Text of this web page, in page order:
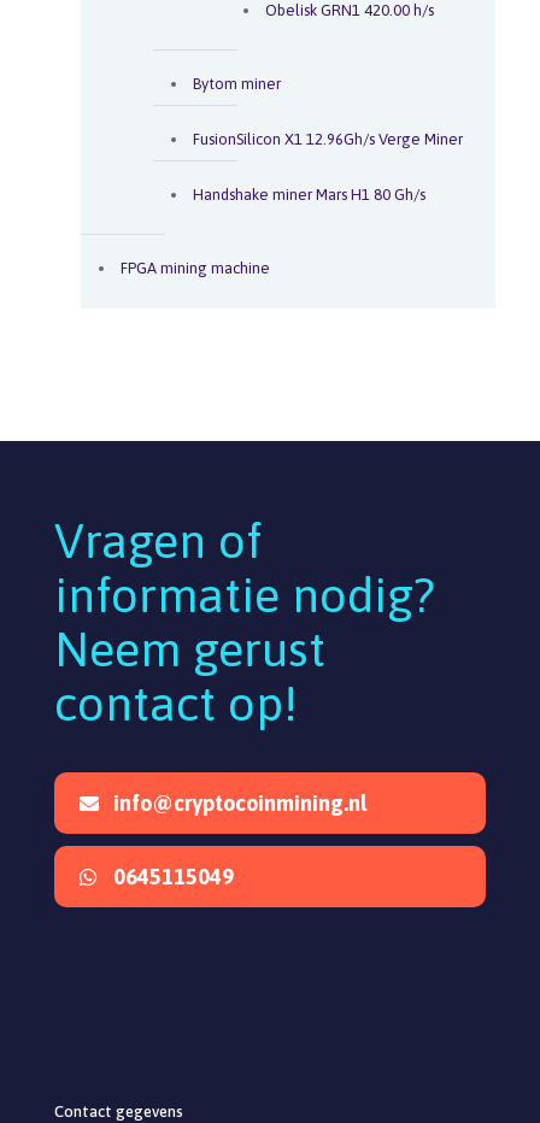
Obelisk GRN1 420.00 h/s
Bytom miner
FusionSilicon X1 12.96Gh/s Verge Miner
Handshake miner Mars H1 80 Gh/s
FPGA mining machine
Vragen of
informatie nodig?
Neem gerust
contact op!
info@cryptocoinmining.nl
0645115049
Contact gegevens